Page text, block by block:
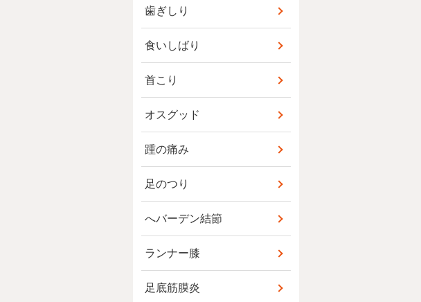
歯ぎしり
食いしばり
首こり
オスグッド
踵の痛み
足のつり
へバーデン結節
ランナー膝
足底筋膜炎